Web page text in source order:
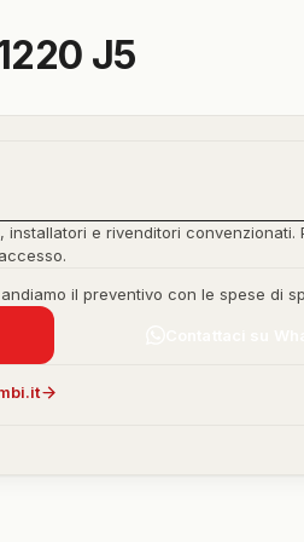
J5
installatori e rivenditori convenzionati.
il preventivo con le spese di